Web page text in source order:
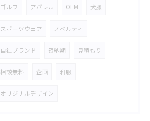
ゴルフ アパレル OEM 犬服
スポーツウェア ノベルティ
自社ブランド 短納期 見積もり
相談無料 企画 和服
オリジナルデザイン